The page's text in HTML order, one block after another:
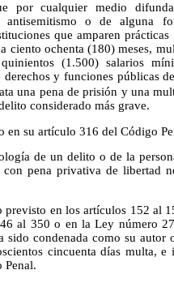
por cualquier medio
o de alguna
que amparen
ciento ochenta (180) meses,
(1.500) salarios
y funciones públicas
una pena de prisión y una
considerado más grave.
en su artículo 316 del Código
de un delito o de la
pena privativa de libertad
previsto en los artículos 152 al
al 350 o en la Ley número
sido condenada como su autor
cincuenta días multa,
Penal.